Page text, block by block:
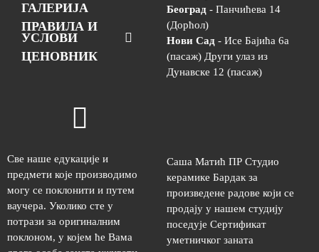
ГАЛЕРИЈА
ПРАВИЛА И
УСЛОВИ
ЦЕНОВНИК
Београд - Панчићева 14
(Дорћол)
Нови Сад - Исе Бајића 6а
(пасаж) Други улаз из
Дунавске 12 (пасаж)
Све наше едукације и
предмети које производимо
могу се поклонити и путем
ваучера. Уколико сте у
потрази за оригиналним
поклоном, у којем ће Вама
Саша Матић ПР Студио
керамике Бардак за
произведене радове који се
продају у нашем студију
поседује Сертификат
уметничког заната